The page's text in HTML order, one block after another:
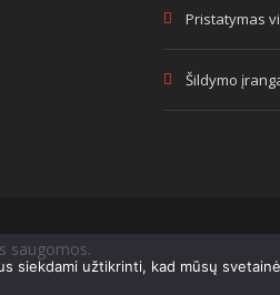
Pristatymas
Šildymo
saugomos.
siekdami užtikrinti, kad mūsų